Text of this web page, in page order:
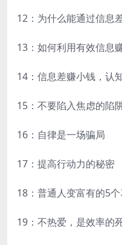
12：为什么能通过信息
13：如何利用有效信息
14：信息差赚小钱，认
15：不要陷入焦虑的陷
16：自律是一场骗局
17：提高行动力的秘密
18：普通人变富有的5
19：不热爱，是效率的